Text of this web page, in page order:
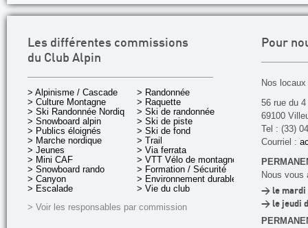
Les différentes commissions
du Club Alpin
> Alpinisme / Cascade
> Culture Montagne
> Ski Randonnée Nordique
> Snowboard alpin
> Publics éloignés
> Marche nordique
> Jeunes
> Mini CAF
> Snowboard rando
> Canyon
> Escalade
> Randonnée
> Raquette
> Ski de randonnée
> Ski de piste
> Ski de fond
> Trail
> Via ferrata
> VTT Vélo de montagne
> Formation / Sécurité
> Environnement durable
> Vie du club
> Voir les responsables par commission
Pour
Nos
56 rue du
69100
Tel : (33)
Courriel :
Nous vous
> le mardi
> le jeudi